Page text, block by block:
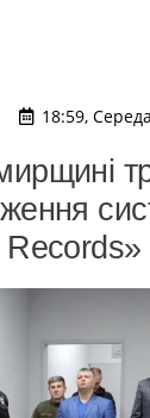
18:59,